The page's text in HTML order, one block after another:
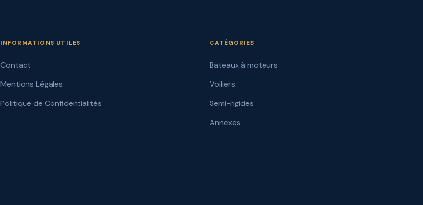
INFORMATIONS UTILES
Contact
Mentions Légales
Politique de Confidentialités
CATÉGORIES
Bateaux à moteurs
Voiliers
Semi-rigides
Annexes